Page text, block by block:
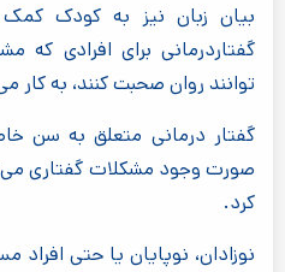
بیان زبان نیز به کودک کمک
گفتاردرمانی برای افرادی که
توانند روان صحبت کنند، به کار
گفتار درمانی متعلق به سن
صورت وجود مشکلات گفتاری
کرد.
نوزادان، نوپایان یا حتی